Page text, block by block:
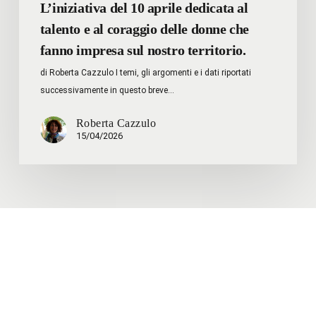
fanno
impresa
nostro
territorio.
L’iniziativa del 10 aprile dedicata al
talento e al coraggio delle donne che
fanno impresa sul nostro territorio.
di Roberta Cazzulo I temi, gli argomenti e i dati riportati
successivamente in questo breve…
Roberta Cazzulo
15/04/2026